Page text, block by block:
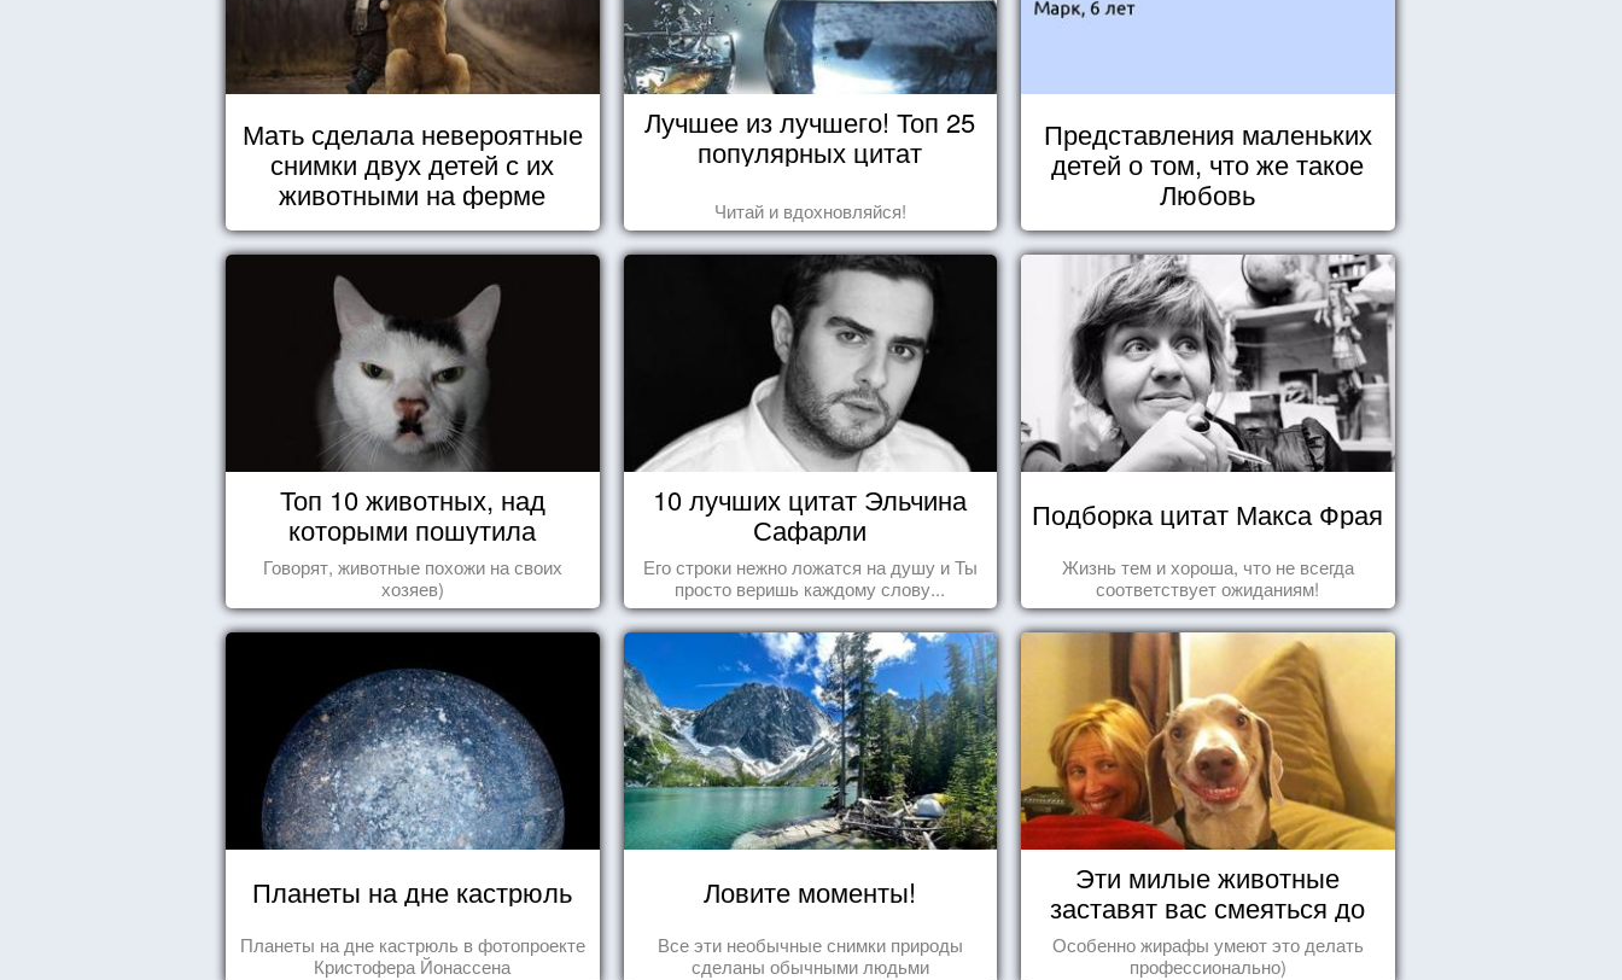
Мать сделала невероятные
снимки двух детей с их
животными на ферме
Лучшее из лучшего! Топ 25
популярных цитат
Читай и вдохновляйся!
Представления маленьких
детей о том, что же такое
Любовь
Топ 10 животных, над
которыми пошутила
природа
Говорят, животные похожи на своих
хозяев)
10 лучших цитат Эльчина
Сафарли
Его строки нежно ложатся на душу и Ты
просто веришь каждому слову...
Подборка цитат Макса Фрая
Жизнь тем и хороша, что не всегда
соответствует ожиданиям!
Планеты на дне кастрюль
Планеты на дне кастрюль в фотопроекте
Кристофера Йонассена
Ловите моменты!
Все эти необычные снимки природы
сделаны обычными людьми
Эти милые животные
заставят вас смеяться до
упаду!
Особенно жирафы умеют это делать
профессионально)